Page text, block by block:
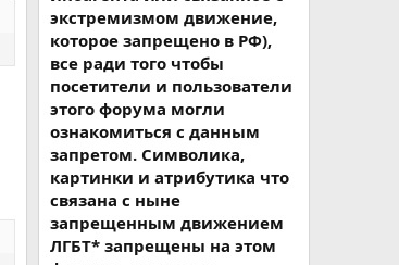
экстремизмом движение,
которое запрещено в РФ),
все ради того чтобы
посетители и пользователи
этого форума могли
ознакомиться с данным
запретом. Символика,
картинки и атрибутика что
связана с ныне
запрещенным движением
ЛГБТ* запрещены на этом